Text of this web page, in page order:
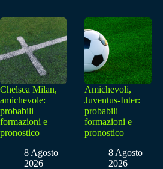
Chelsea Milan,
amichevole:
probabili
formazioni e
pronostico
8 Agosto
2026
Amichevoli,
Juventus-Inter:
probabili
formazioni e
pronostico
8 Agosto
2026